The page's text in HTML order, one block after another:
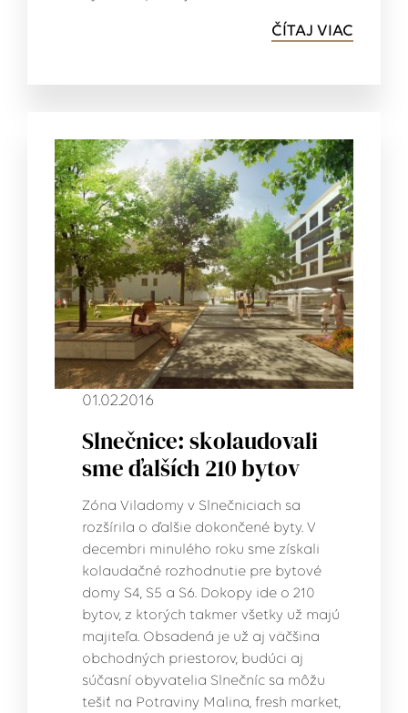
ČÍTAJ VIAC
01.02.2016
Slnečnice: skolaudovali
sme ďalších 210 bytov
Zóna Viladomy v Slnečniciach sa
rozšírila o ďalšie dokončené byty. V
decembri minulého roku sme získali
kolaudačné rozhodnutie pre bytové
domy S4, S5 a S6. Dokopy ide o 210
bytov, z ktorých takmer všetky už majú
majiteľa. Obsadená je už aj väčšina
obchodných priestorov, budúci aj
súčasní obyvatelia Slnečníc sa môžu
tešiť na Potraviny Malina, fresh market,